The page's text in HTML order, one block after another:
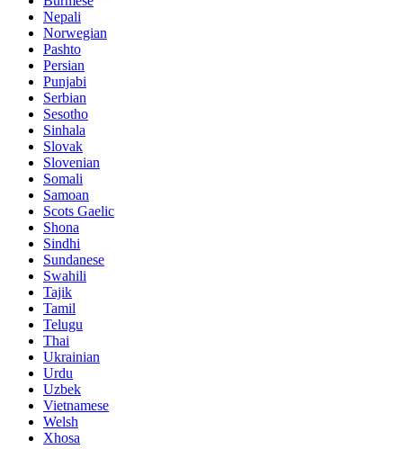
Nepali
Norwegian
Pashto
Persian
Punjabi
Serbian
Sesotho
Sinhala
Slovak
Slovenian
Somali
Samoan
Scots Gaelic
Shona
Sindhi
Sundanese
Swahili
Tajik
Tamil
Telugu
Thai
Ukrainian
Urdu
Uzbek
Vietnamese
Welsh
Xhosa